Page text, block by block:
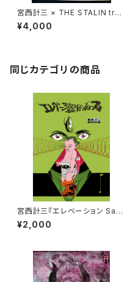
宮西計三 × THE STALIN tras
h* コラボポスター
¥4,000
同じカテゴリの商品
宮西計三『エレベーション Sa・Y
o・Na・Ra』
¥2,000